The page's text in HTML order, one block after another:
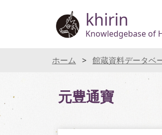
khirin
Knowledgebase of
ホーム 館蔵資料データベ
元豊通寶